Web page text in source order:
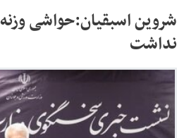
شروین اسبقیان:حواشی
نداشت